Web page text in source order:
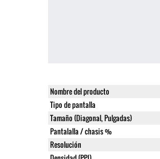
Nombre del producto
Tipo de pantalla
Tamaño (Diagonal, Pulgadas)
Pantalalla / chasis %
Resolución